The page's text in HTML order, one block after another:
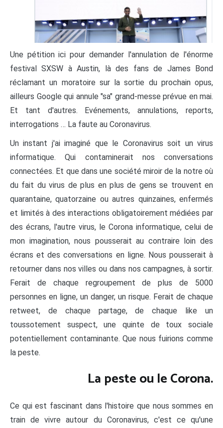
Une pétition ici pour demander l'annulation de l'énorme
festival SXSW à Austin, là des fans de James Bond
réclamant un moratoire sur la sortie du prochain opus,
ailleurs Google qui annule "sa" grand-messe prévue en mai.
Et tant d'autres. Evénements, annulations, reports,
interrogations … La faute au Coronavirus.
Un instant j'ai imaginé que le Coronavirus soit un virus
informatique. Qui contaminerait nos conversations
connectées. Et que dans une société miroir de la notre où
du fait du virus de plus en plus de gens se trouvent en
quarantaine, quatorzaine ou autres quinzaines, enfermés
et limités à des interactions obligatoirement médiées par
des écrans, l'autre virus, le Corona informatique, celui de
mon imagination, nous pousserait au contraire loin des
écrans et des conversations en ligne. Nous pousserait à
retourner dans nos villes ou dans nos campagnes, à sortir.
Ferait de chaque regroupement de plus de 5000
personnes en ligne, un danger, un risque. Ferait de chaque
retweet, de chaque partage, de chaque like un
toussotement suspect, une quinte de toux sociale
potentiellement contaminante. Que nous fuirions comme
la peste.
La peste ou le Corona.
Ce qui est fascinant dans l'histoire que nous sommes en
train de vivre autour du Coronavirus, c'est ce qu'une